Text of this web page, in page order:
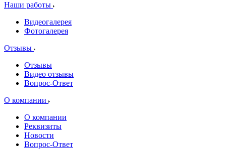
Наши работы
Видеогалерея
Фотогалерея
Отзывы
Отзывы
Видео отзывы
Вопрос-Ответ
О компании
О компании
Реквизиты
Новости
Вопрос-Ответ